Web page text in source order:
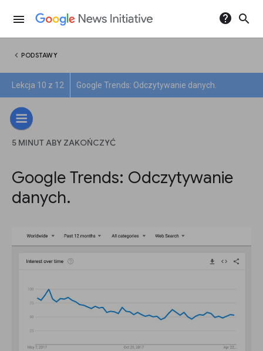
menu help search
chevron_left PODSTAWY
Lekcja 10 z 12 Google Trends: Odczytywanie danych.
5 MINUT ABY ZAKOŃCZYĆ
Google Trends: Odczytywanie
danych.